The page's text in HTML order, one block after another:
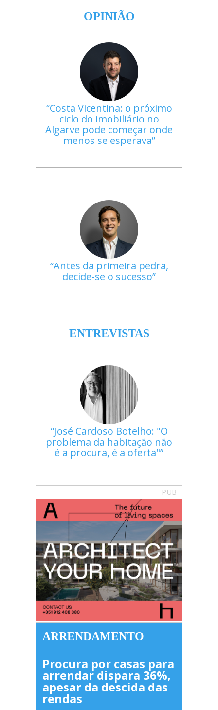
OPINIÃO
Costa Vicentina: o próximo
ciclo do imobiliário no
Algarve pode começar onde
menos se esperava
Antes da primeira pedra,
decide-se o sucesso
ENTREVISTAS
José Cardoso Botelho: "O
problema da habitação não
é a procura, é a oferta"
PUB
ARRENDAMENTO
Procura por casas para
arrendar dispara 36%,
apesar da descida das
rendas